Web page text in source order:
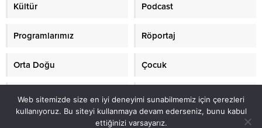
Kültür Podcast
Programlarımız Röportaj
Orta Doğu Çocuk
Mirat TV Makaleler
Web sitemizde size en iyi deneyimi sunabilmemiz için çerezleri
kullanıyoruz. Bu siteyi kullanmaya devam ederseniz, bunu kabul
ettiğinizi varsayarız.